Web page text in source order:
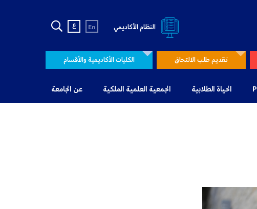
النظام الأكاديمي En ع
تقديم طلب الالتحاق الكليات الأكاديمية والأقسام
الحياة الطلابية الجمعية العلمية الملكية عن الجامعة